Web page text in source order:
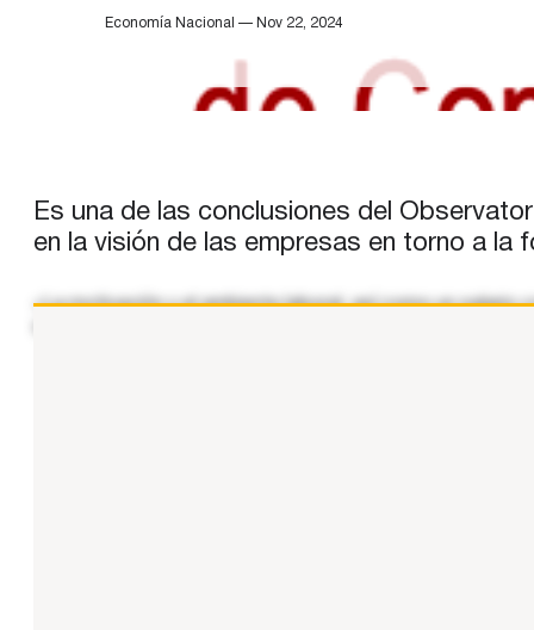
Economía Nacional — Nov 22, 2024
Es una de las conclusiones del
en la visión de las empresas en torno a la
«La motivación y el ambiente laboral, así como un salario